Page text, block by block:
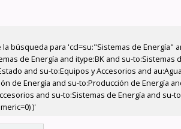
búsqueda para 'ccl=su:"Sistemas de Energía"
de Energía and itype:BK and su-to:Sistemas
and su-to:Equipos y Accesorios and
de Energía and su-to:Producción de Energía
and su-to:Sistemas de Energía and
)'